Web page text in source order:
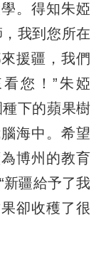
。得知朱婭
我到您所在
援疆，我們
您！”朱婭
下的蘋果樹
海中。希望
博州的教育
新疆給予了我
卻收穫了很